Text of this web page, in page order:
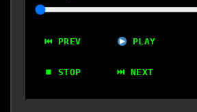
⏮ PREV PLAY
⏹ STOP ⏭ NEXT